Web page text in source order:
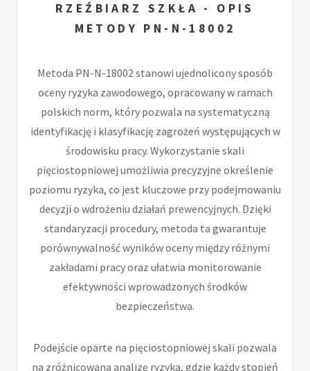
RZEŹBIARZ SZKŁA - OPIS
METODY PN-N-18002
Metoda PN-N-18002 stanowi ujednolicony sposób
oceny ryzyka zawodowego, opracowany w ramach
polskich norm, który pozwala na systematyczną
identyfikację i klasyfikację zagrożeń występujących w
środowisku pracy. Wykorzystanie skali
pięciostopniowej umożliwia precyzyjne określenie
poziomu ryzyka, co jest kluczowe przy podejmowaniu
decyzji o wdrożeniu działań prewencyjnych. Dzięki
standaryzacji procedury, metoda ta gwarantuje
porównywalność wyników oceny między różnymi
zakładami pracy oraz ułatwia monitorowanie
efektywności wprowadzonych środków
bezpieczeństwa.
Podejście oparte na pięciostopniowej skali pozwala
na zróżnicowaną analizę ryzyka, gdzie każdy stopień